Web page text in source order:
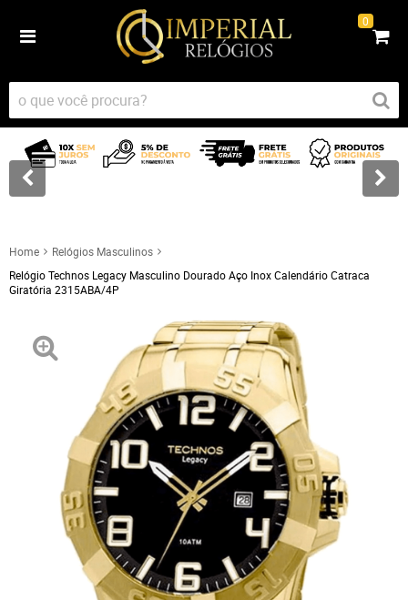
0
Home
Relógios Masculinos
Relógio Technos Legacy Masculino Dourado Aço Inox Calendário Catraca
Giratória 2315ABA/4P